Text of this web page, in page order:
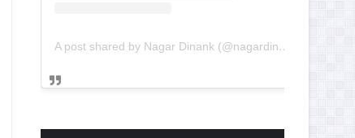
A post shared by Nagar Dinank (@nagardinank)